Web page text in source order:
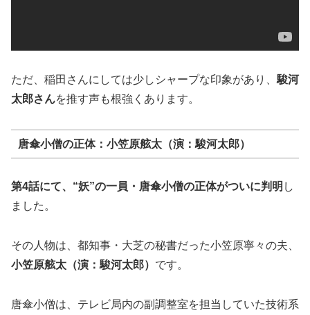
ただ、稲田さんにしては少しシャープな印象があり、 駿河
太郎さんを推す声も根強くあります。
唐傘小僧の正体：小笠原舷太（演：駿河太郎）
第4話にて、“妖”の一員・唐傘小僧の正体がついに判明 し
ました。
その人物は、都知事・大芝の秘書だった小笠原寧々の夫、
小笠原舷太（演：駿河太郎） です。
唐傘小僧は、テレビ局内の副調整室を担当していた技術系